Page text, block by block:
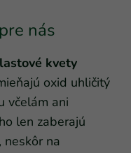
nás
kvety
oxid uhličitý
včelám ani
len zaberajú
na